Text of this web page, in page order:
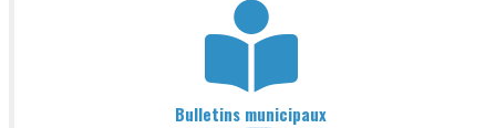
Bulletins municipaux